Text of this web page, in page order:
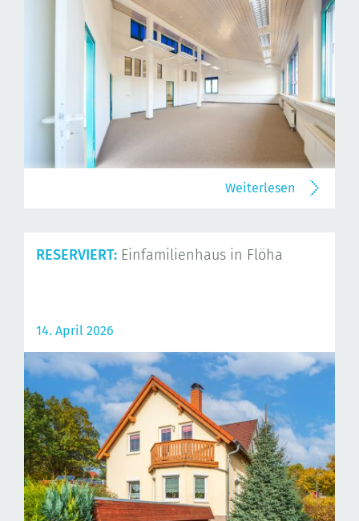
Weiterlesen
RESERVIERT: Einfamilienhaus in Flöha
14. April 2026